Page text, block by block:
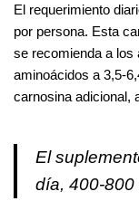
El requerimiento
por persona. Esta
se recomienda a los
aminoácidos a 3,5-
carnosina adicional,
El
día, 400-800